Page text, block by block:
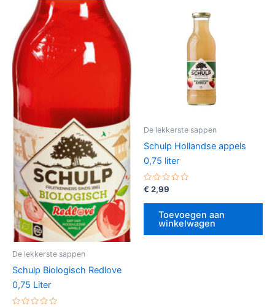
De lekkerste sappen
Schulp Biologisch Redlove
0,75 Liter
De lekkerste sappen
Schulp Hollandse appels
0,75 liter
Gewaardeerd
uit
€ 2,99
Toevoegen aan
winkelwagen